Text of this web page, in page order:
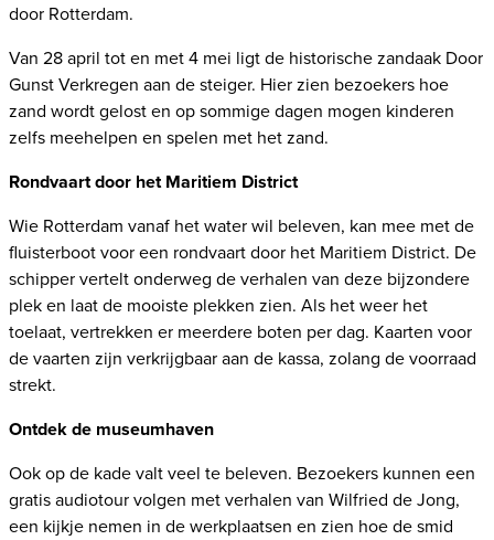
door Rotterdam.
Van 28 april tot en met 4 mei ligt de historische zandaak Door
Gunst Verkregen aan de steiger. Hier zien bezoekers hoe
zand wordt gelost en op sommige dagen mogen kinderen
zelfs meehelpen en spelen met het zand.
Rondvaart door het Maritiem District
Wie Rotterdam vanaf het water wil beleven, kan mee met de
fluisterboot voor een rondvaart door het Maritiem District. De
schipper vertelt onderweg de verhalen van deze bijzondere
plek en laat de mooiste plekken zien. Als het weer het
toelaat, vertrekken er meerdere boten per dag. Kaarten voor
de vaarten zijn verkrijgbaar aan de kassa, zolang de voorraad
strekt.
Ontdek de museumhaven
Ook op de kade valt veel te beleven. Bezoekers kunnen een
gratis audiotour volgen met verhalen van Wilfried de Jong,
een kijkje nemen in de werkplaatsen en zien hoe de smid